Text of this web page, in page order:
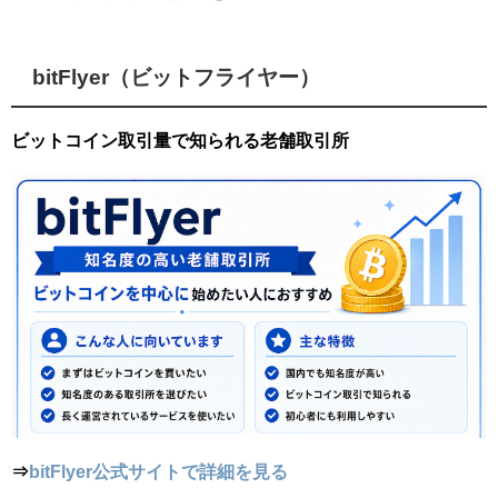
bitFlyer（ビットフライヤー）
ビットコイン取引量で知られる老舗取引所
⇒bitFlyer公式サイトで詳細を見る